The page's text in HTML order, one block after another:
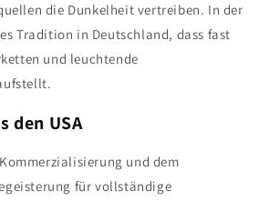
die Dunkelheit vertreiben. In der
Tradition in Deutschland, dass fast
und leuchtende
den USA
und dem
für vollständige